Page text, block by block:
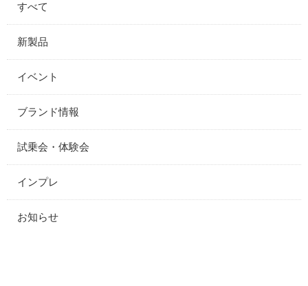
すべて
新製品
イベント
ブランド情報
試乗会・体験会
インプレ
お知らせ